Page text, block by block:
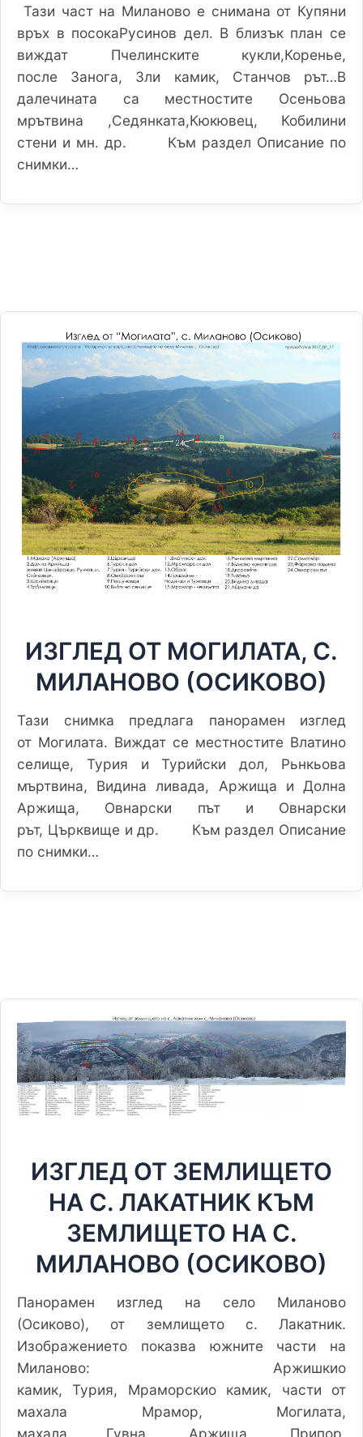
Тази част на Миланово е снимана от Купяни
връх в посокаРусинов дел. В близък план се
виждат Пчелинските кукли,Коренье,
после Занога, Зли камик, Станчов рът…В
далечината са местностите Осеньова
мрътвина ,Седянката,Кюкювец, Кобилини
стени и мн. др. Към раздел Описание по
снимки…
ИЗГЛЕД ОТ МОГИЛАТА, С.
МИЛАНОВО (ОСИКОВО)
Тази снимка предлага панорамен изглед
от Могилата. Виждат се местностите Влатино
селище, Турия и Турийски дол, Рьнкьова
мъртвина, Видина ливада, Аржища и Долна
Аржища, Овнарски път и Овнарски
рът, Църквище и др. Към раздел Описание
по снимки…
ИЗГЛЕД ОТ ЗЕМЛИЩЕТО
НА С. ЛАКАТНИК КЪМ
ЗЕМЛИЩЕТО НА С.
МИЛАНОВО (ОСИКОВО)
Панорамен изглед на село Миланово
(Осиково), от землището с. Лакатник.
Изображението показва южните части на
Миланово: Аржишкио
камик, Турия, Мраморскио камик, части от
махала Мрамор, Могилата,
махала Гувна, Аржища, Припор,